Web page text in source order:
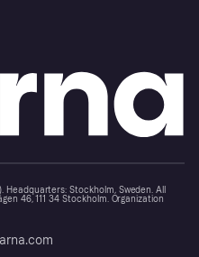
Stockholm, Sweden. All
46, 111 34 Stockholm. Organization